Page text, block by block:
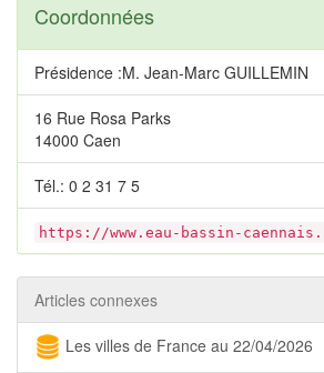
Coordonnées
Présidence :M. Jean-Marc GUILLEMIN
16 Rue Rosa Parks
14000 Caen
Tél.: 0 2 31 7 5
https://www.eau-bassin-
Articles connexes
Les villes de France au 22/04/2026